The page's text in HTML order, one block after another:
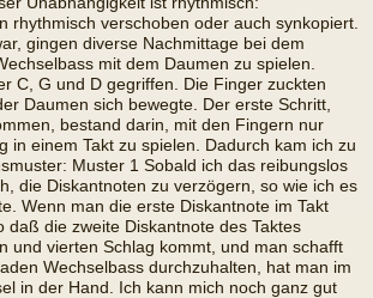
rhythmisch verschoben oder auch synkopiert.
gingen diverse Nachmittage bei dem
mit dem Daumen zu spielen.
C, G und D gegriffen. Die Finger zuckten
Daumen sich bewegte. Der erste Schritt,
bestand darin, mit den Fingern nur
in einem Takt zu spielen. Dadurch kam ich zu
Muster 1 Sobald ich das reibungslos
die Diskantnoten zu verzögern, so wie ich es
Wenn man die erste Diskantnote im Takt
daß die zweite Diskantnote des Taktes
und vierten Schlag kommt, und man schafft
Wechselbass durchzuhalten, hat man im
in der Hand. Ich kann mich noch ganz gut